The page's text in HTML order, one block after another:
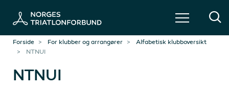
Forside For klubber og arrangører
Alfabetisk klubboversikt
NTNUI
NTNUI